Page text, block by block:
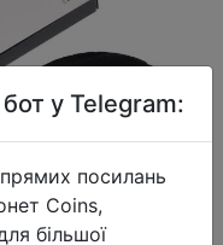
у Telegram:
посилань
Coins,
більшої